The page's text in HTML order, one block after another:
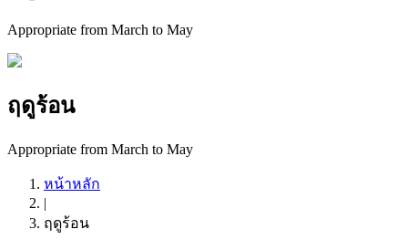
Appropriate from March to May
ฤดูร้อน
Appropriate from March to May
หน้าหลัก
|
ฤดูร้อน